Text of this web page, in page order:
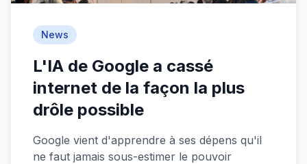
News
L'IA de Google a cassé
internet de la façon la plus
drôle possible
Google vient d'apprendre à ses dépens qu'il
ne faut jamais sous-estimer le pouvoir